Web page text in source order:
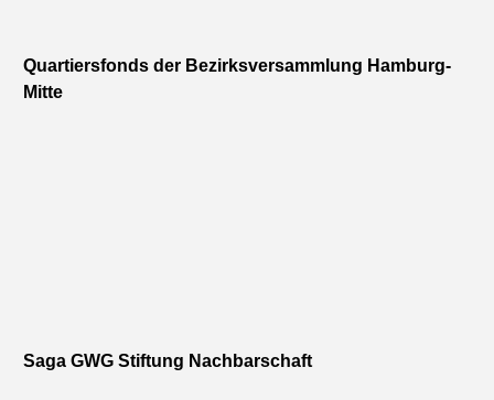
Quartiersfonds der Bezirksversammlung Hamburg-
Mitte
Saga GWG Stiftung Nachbarschaft